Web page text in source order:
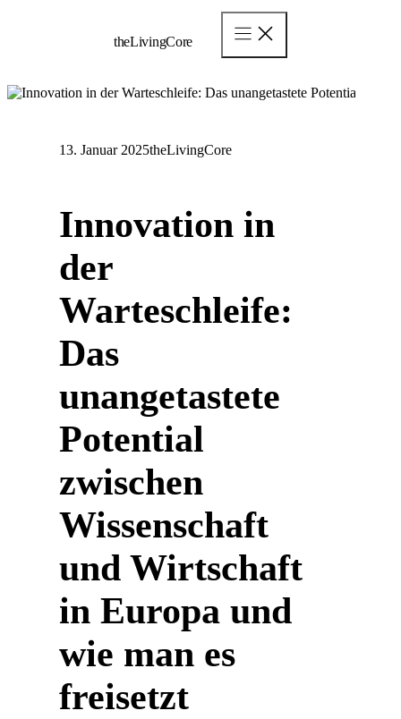
theLivingCore
13. Januar 2025theLivingCore
Innovation in
der
Warteschleife:
Das
unangetastete
Potential
zwischen
Wissenschaft
und Wirtschaft
in Europa und
wie man es
freisetzt